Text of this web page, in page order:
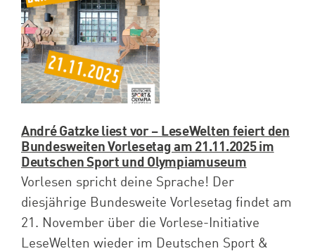
Spenden
Projekte
André Gatzke liest vor – LeseWelten feiert den
Bundesweiten Vorlesetag am 21.11.2025 im
Deutschen Sport und Olympiamuseum
Vorlesen spricht deine Sprache! Der
diesjährige Bundesweite Vorlesetag findet am
21. November über die Vorlese-Initiative
LeseWelten wieder im Deutschen Sport &